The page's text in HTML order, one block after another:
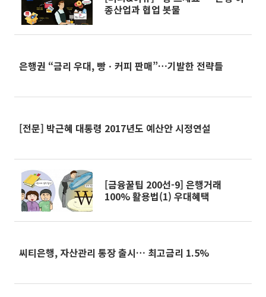
종산업과 협업 봇물
은행권 “금리 우대, 빵ㆍ커피 판매”…기발한 전략들
[전문] 박근혜 대통령 2017년도 예산안 시정연설
[금융꿀팁 200선-9] 은행거래
100% 활용법(1) 우대혜택
씨티은행, 자산관리 통장 출시… 최고금리 1.5%